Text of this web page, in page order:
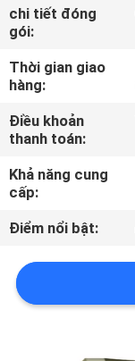
THAM
QUAN
NHÀ
MÁY
KIỂM
SOÁT
CHẤT
LƯỢNG
LIÊN
chi tiết đóng
gói:
Thời gian giao
hàng:
Điều khoản
thanh toán:
Khả năng cung
cấp:
Điểm nổi bật: